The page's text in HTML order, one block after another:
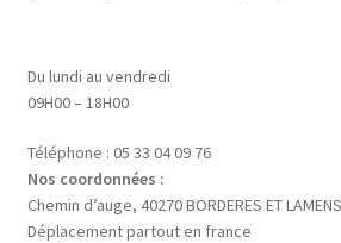
Du lundi au vendredi
09H00 – 18H00
Téléphone : 05 33 04 09 76
Nos coordonnées :
Chemin d’auge, 40270 BORDERES ET
Déplacement partout en france